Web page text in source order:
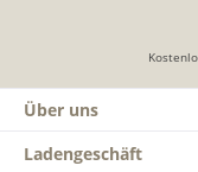
Über uns
Ladengeschäft